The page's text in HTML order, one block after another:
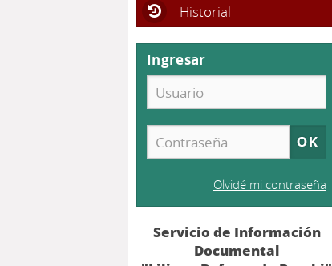
Historial
Ingresar
Olvidé mi contraseña
Servicio de Información
Documental